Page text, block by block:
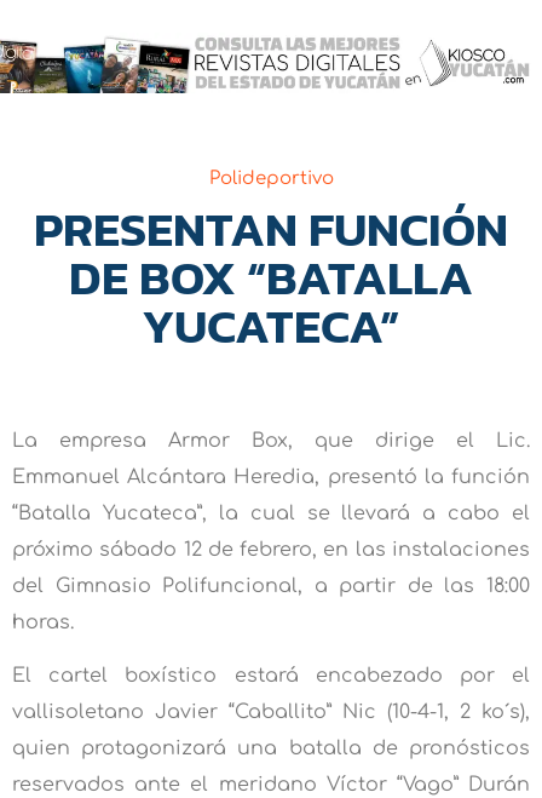
Polideportivo
PRESENTAN FUNCIÓN
DE BOX “BATALLA
YUCATECA”
La empresa Armor Box, que dirige el Lic.
Emmanuel Alcántara Heredia, presentó la función
“Batalla Yucateca”, la cual se llevará a cabo el
próximo sábado 12 de febrero, en las instalaciones
del Gimnasio Polifuncional, a partir de las 18:00
horas.
El cartel boxístico estará encabezado por el
vallisoletano Javier “Caballito” Nic (10-4-1, 2 ko´s),
quien protagonizará una batalla de pronósticos
reservados ante el meridano Víctor “Vago” Durán